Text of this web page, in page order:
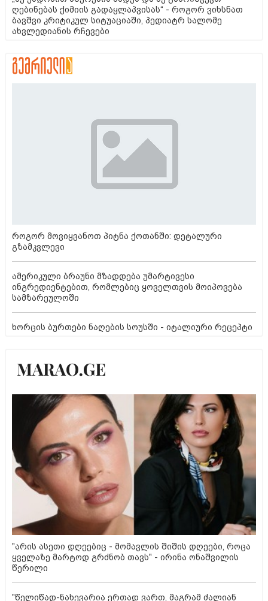
ღებინებას ქიმიის გადაყლაპვისას“ - როგორ ვიხსნათ
ბავშვი კრიტიკულ სიტუაციაში, პედიატრ სალომე
ახვლედიანის რჩევები
როგორ მოვიყვანოთ პიტნა ქოთანში: დეტალური
გზამკვლევი
ამერიკული ბრაუნი მზადდება უმარტივესი
ინგრედიენტებით, რომლებიც ყოველთვის მოიპოვება
სამზარეულოში
ხორცის ბურთები ნაღების სოუსში - იტალიური რეცეპტი
"არის ასეთი დღეებიც - მომავლის შიშის დღეები, როცა
ყველაზე მარტოდ გრძნობ თავს" - ირინა ონაშვილის
წერილი
"წელიწად-ნახევარია ერთად ვართ, მაგრამ ძალიან